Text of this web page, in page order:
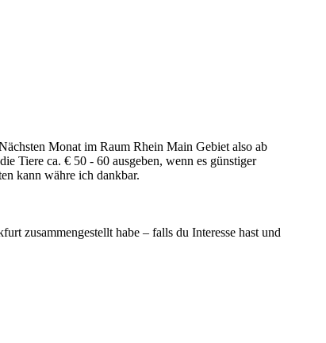
Monat im Raum Rhein Main Gebiet also ab
Tiere ca. € 50 - 60 ausgeben, wenn es günstiger
kann währe ich dankbar.
zusammengestellt habe – falls du Interesse hast und